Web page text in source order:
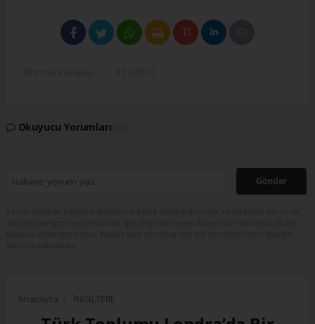
Okuyucu Yorumları
Gönder
Anasayfa İNGİLTERE